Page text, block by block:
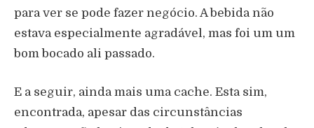
para ver se pode fazer negócio. A bebida não
estava especialmente agradável, mas foi um um
bom bocado ali passado.
E a seguir, ainda mais uma cache. Esta sim,
encontrada, apesar das circunstâncias